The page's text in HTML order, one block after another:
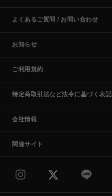
よくあるご質問 / お問い合わせ
お知らせ
ご利用規約
特定商取引法など法令に基づく表記
会社情報
関連サイト